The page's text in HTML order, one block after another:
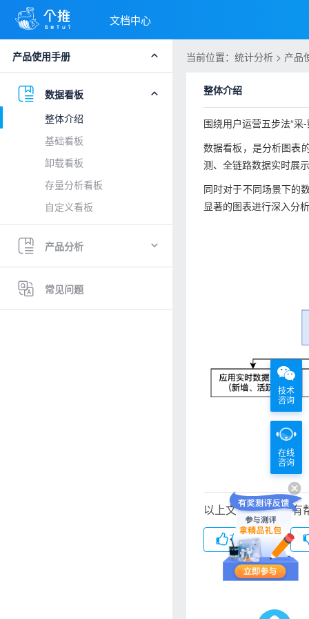
文档中心
产品使用手册
数据看板
整体介绍
基础看板
卸载看板
存量分析看板
自定义看板
产品分析
常见问题
当前位置：统计分析 > 产
整体介绍
围绕用户运营五步法“采
数据看板，是分析图表
测、全链路数据实时展
同时对于不同场景下的
显著的图表进行深入分
以上文档对您是否有
有帮助
技术
咨询
在线
咨询